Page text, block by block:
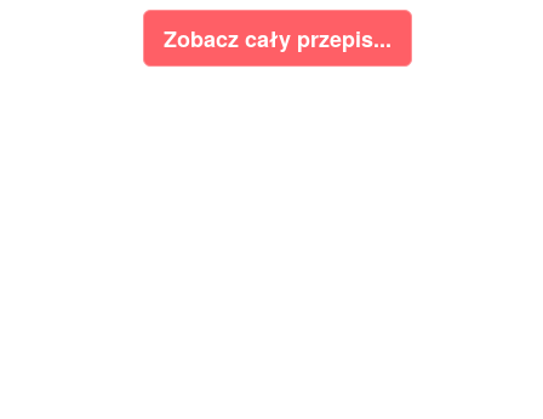
Zobacz cały przepis...